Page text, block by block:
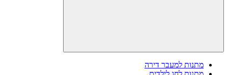
מתנות למעבר דירה